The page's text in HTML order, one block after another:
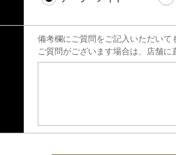
備考欄にご質問をご記入いただいて
ご質問がございます場合は、店舗に